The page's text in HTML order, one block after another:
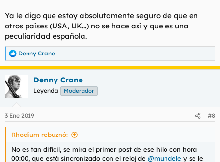
Ya le digo que estoy absolutamente seguro de que en
otros países (USA, UK...) no se hace así y que es una
peculiaridad española.
R
e
a
c
c
i
e
s
Denny Crane
Denny Crane
Leyenda Moderador
3 Ene 2019 #8
Rhodium rebuznó:
No es tan difícil, se mira el primer post de ese hilo con hora
00:00, que está sincronizado con el reloj de @mundele y se le